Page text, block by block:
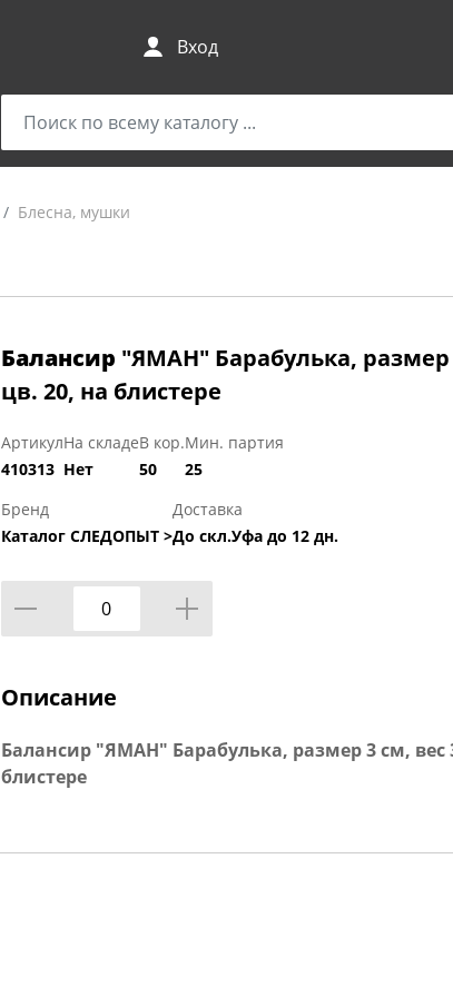
Вход
Блесна, мушки
Балансир "ЯМАН" Барабулька, размер
цв. 20, на блистере
Артикул
410313
На складе
Нет
В кор.
50
Мин. партия
25
Бренд
Каталог СЛЕДОПЫТ >
Доставка
До скл.Уфа до 12 дн.
Описание
Балансир "ЯМАН" Барабулька, размер 3 см, вес
блистере